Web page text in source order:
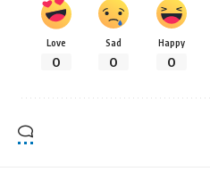
Love
0
Sad
0
Happy
0